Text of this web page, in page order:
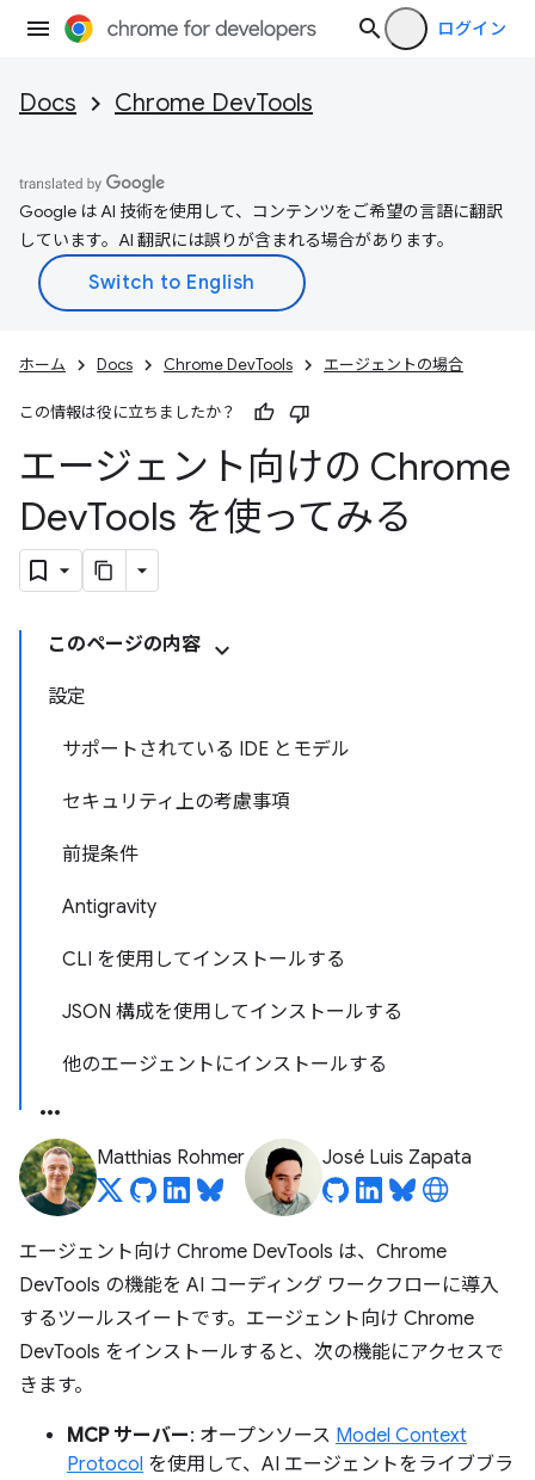
ログイン
Docs Chrome DevTools
Google は AI 技術を使用して、コンテンツをご希望の言語に翻訳
しています。AI 翻訳には誤りが含まれる場合があります。
ホーム Docs Chrome DevTools エージェントの場合
この情報は役に立ちましたか？
エージェント向けの Chrome
DevTools を使ってみる
このページの内容
設定
サポートされている IDE とモデル
セキュリティ上の考慮事項
前提条件
Antigravity
CLI を使用してインストールする
JSON 構成を使用してインストールする
他のエージェントにインストールする
Matthias Rohmer José Luis Zapata
エージェント向け Chrome DevTools は、Chrome
DevTools の機能を AI コーディング ワークフローに導入
するツールスイートです。エージェント向け Chrome
DevTools をインストールすると、次の機能にアクセスで
きます。
MCP サーバー: オープンソース Model Context
Protocol を使用して、AI エージェントをライブブラ